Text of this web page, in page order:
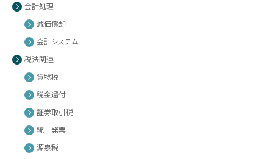
会計処理
減価償却
会計システム
税法関連
貨物税
税金還付
証券取引税
統一発票
源泉税